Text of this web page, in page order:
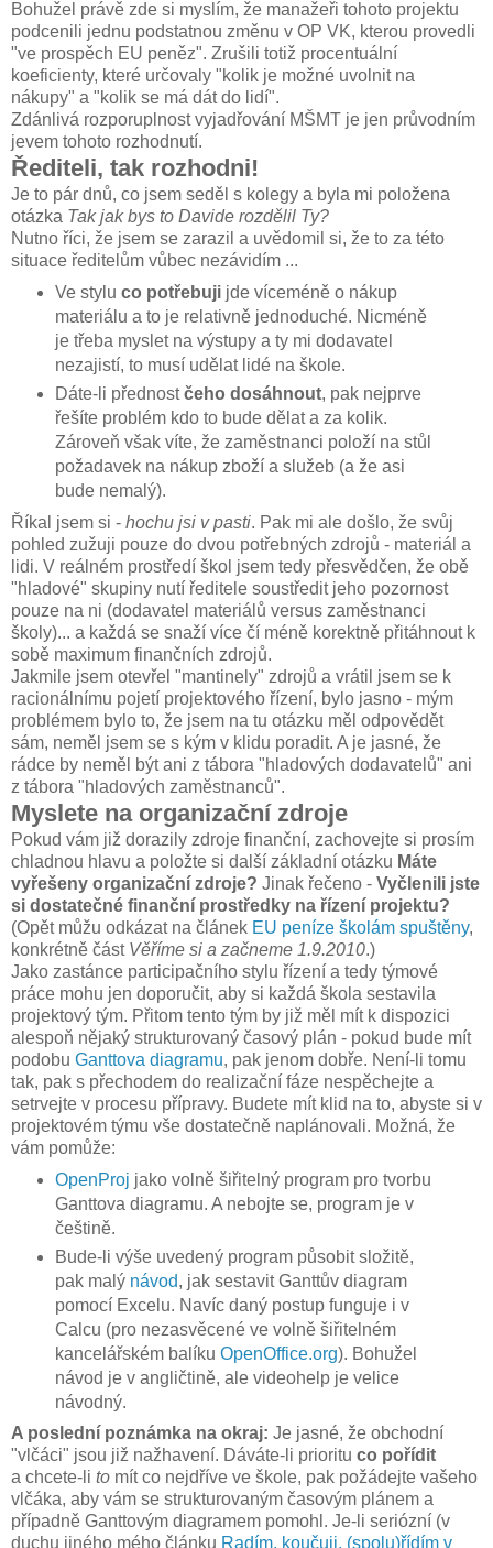
Bohužel právě zde si myslím, že manažeři tohoto projektu
podcenili jednu podstatnou změnu v OP VK, kterou provedli
"ve prospěch EU peněz". Zrušili totiž procentuální
koeficienty, které určovaly "kolik je možné uvolnit na
nákupy" a "kolik se má dát do lidí".
Zdánlivá rozporuplnost vyjadřování MŠMT je jen průvodním
jevem tohoto rozhodnutí.
Řediteli, tak rozhodni!
Je to pár dnů, co jsem seděl s kolegy a byla mi položena
otázka Tak jak bys to Davide rozdělil Ty?
Nutno říci, že jsem se zarazil a uvědomil si, že to za této
situace ředitelům vůbec nezávidím ...
Ve stylu co potřebujijde víceméně o nákup
materiálu a to je relativně jednoduché. Nicméně
je třeba myslet na výstupy a ty mi dodavatel
nezajistí, to musí udělat lidé na škole.
Dáte-li přednostčeho dosáhnout, pak nejprve
řešíte problém kdo to bude dělat a za kolik.
Zároveň však víte, že zaměstnanci položí na stůl
požadavek na nákup zboží a služeb (a že asi
bude nemalý).
Říkal jsem si - hochu jsi v pasti. Pak mi ale došlo, že svůj
pohled zužuji pouze do dvou potřebných zdrojů - materiál a
lidi. V reálném prostředí škol jsem tedy přesvědčen, že obě
"hladové" skupiny nutí ředitele soustředit jeho pozornost
pouze na ni (dodavatel materiálů versus zaměstnanci
školy)... a každá se snaží více čí méně korektně přitáhnout k
sobě maximum finančních zdrojů.
Jakmile jsem otevřel "mantinely" zdrojů a vrátil jsem se k
racionálnímu pojetí projektového řízení, bylo jasno - mým
problémem bylo to, že jsem na tu otázku měl odpovědět
sám, neměl jsem se s kým v klidu poradit. A je jasné, že
rádce by neměl být ani z tábora "hladových dodavatelů" ani
z tábora "hladových zaměstnanců".
Myslete na organizační zdroje
Pokud vám již dorazily zdroje finanční, zachovejte si prosím
chladnou hlavu a položte si další základní otázku Máte
vyřešeny organizační zdroje? Jinak řečeno - Vyčlenili jste
si dostatečné finanční prostředky na řízení projektu?
(Opět můžu odkázat na článek EU peníze školám spuštěny,
konkrétně část Věříme si a začneme 1.9.2010.)
Jako zastánce participačního stylu řízení a tedy týmové
práce mohu jen doporučit, aby si každá škola sestavila
projektový tým. Přitom tento tým by již měl mít k dispozici
alespoň nějaký strukturovaný časový plán - pokud bude mít
podobu Ganttova diagramu, pak jenom dobře. Není-li tomu
tak, pak s přechodem do realizační fáze nespěchejte a
setrvejte v procesu přípravy. Budete mít klid na to, abyste si v
projektovém týmu vše dostatečně naplánovali. Možná, že
vám pomůže:
OpenProj jako volně šiřitelný program pro tvorbu
Ganttova diagramu. A nebojte se, program je v
češtině.
Bude-li výše uvedený program působit složitě,
pak malý návod, jak sestavit Ganttův diagram
pomocí Excelu. Navíc daný postup funguje i v
Calcu (pro nezasvěcené ve volně šiřitelném
kancelářském balíku OpenOffice.org). Bohužel
návod je v angličtině, ale videohelp je velice
návodný.
A poslední poznámka na okraj: Je jasné, že obchodní
"vlčáci" jsou již nažhavení. Dáváte-li prioritu co pořídit
a chcete-li to mít co nejdříve ve škole, pak požádejte vašeho
vlčáka, aby vám se strukturovaným časovým plánem a
případně Ganttovým diagramem pomohl. Je-li seriózní (v
duchu jiného mého článku Radím, koučuji, (spolu)řídím v